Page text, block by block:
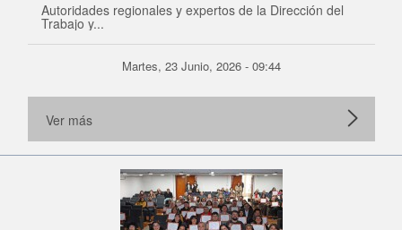
Autoridades regionales y expertos de la Dirección del
Trabajo y...
Martes, 23 Junio, 2026 - 09:44
Ver más